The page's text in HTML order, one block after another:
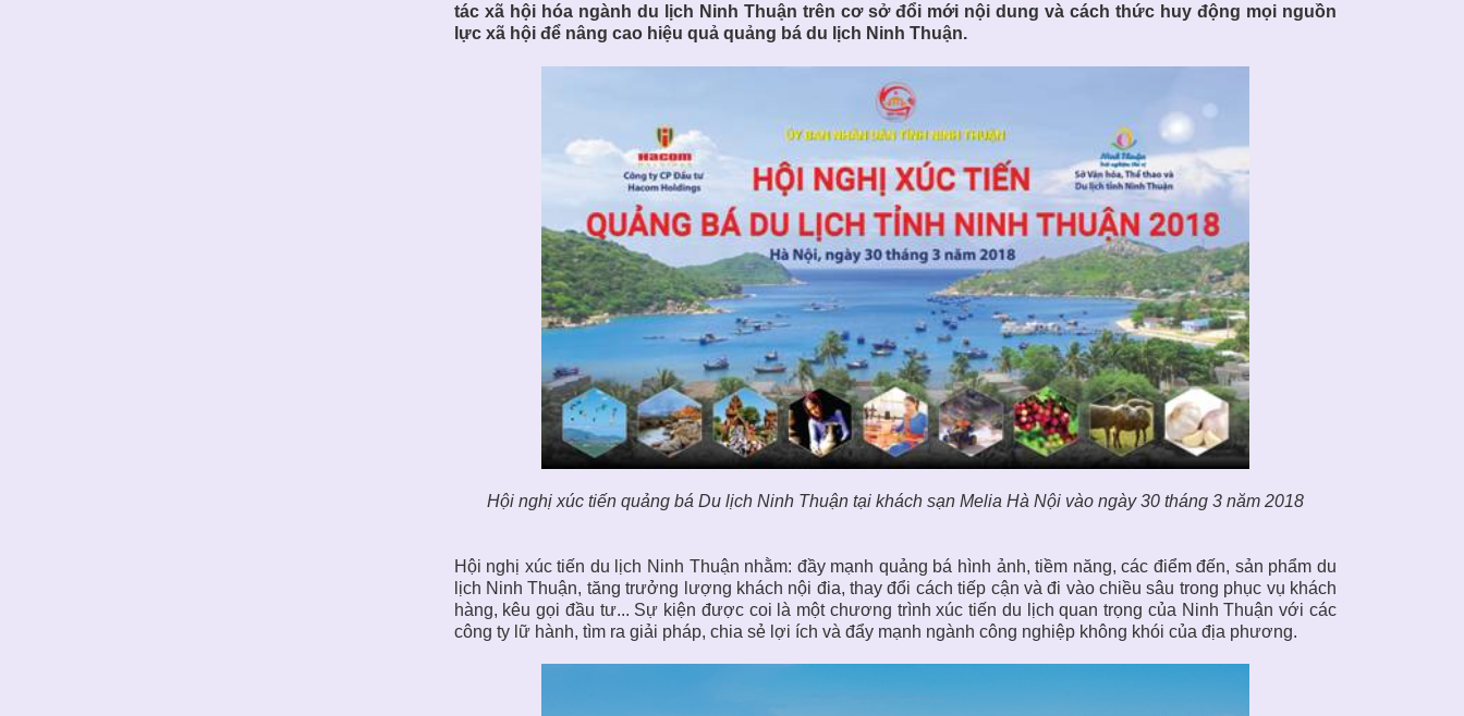
tác xã hội hóa ngành du lịch Ninh Thuận trên cơ sở đổi mới nội dung và cách thức huy động mọi nguồn
lực xã hội để nâng cao hiệu quả quảng bá du lịch Ninh Thuận.
Hội nghị xúc tiến quảng bá Du lịch Ninh Thuận tại khách sạn Melia Hà Nội vào ngày 30 tháng 3 năm 2018
Hội nghị xúc tiến du lịch Ninh Thuận nhằm: đầy mạnh quảng bá hình ảnh, tiềm năng, các điểm đến, sản phẩm du
lịch Ninh Thuận, tăng trưởng lượng khách nội đia, thay đổi cách tiếp cận và đi vào chiều sâu trong phục vụ khách
hàng, kêu gọi đầu tư... Sự kiện được coi là một chương trình xúc tiến du lịch quan trọng của Ninh Thuận với các
công ty lữ hành, tìm ra giải pháp, chia sẻ lợi ích và đẩy mạnh ngành công nghiệp không khói của địa phương.